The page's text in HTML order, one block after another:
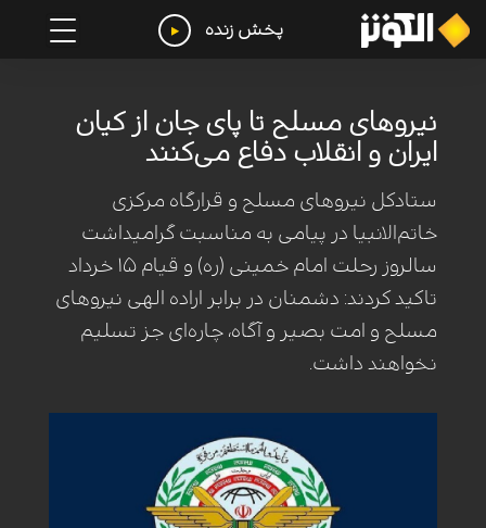
پخش زنده
نیروهای مسلح تا پای جان از کیان
ایران و انقلاب دفاع می‌کنند
ستادکل نیروهای مسلح و قرارگاه مرکزی
خاتم‌الانبیا در پیامی به مناسبت گرامیداشت
سالروز رحلت امام خمینی (ره) و قیام ۱۵ خرداد
تاکید کردند: دشمنان در برابر اراده الهی نیروهای
مسلح و امت بصیر و آگاه، چاره‌ای جز تسلیم
نخواهند داشت.